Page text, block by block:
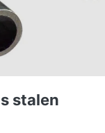
stalen